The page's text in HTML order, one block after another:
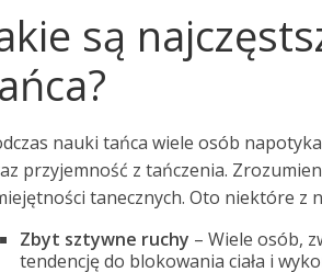
są
nauki tańca wiele osób
przyjemność z tańczenia.
tanecznych. Oto niektóre z
Zbyt sztywne ruchy – Wiele osób,
tendencję do blokowania ciała i